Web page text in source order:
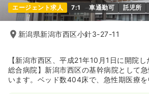
エージェント求人 7:1 車通勤可 託児所
新潟県新潟市西区小針3-27-11
【新潟市西区、平成21年10月1日に開院
総合病院】新潟市西区の基幹病院として
います。ベッド数404床で、急性期医療を